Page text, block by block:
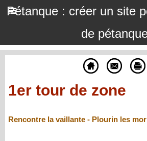
Pétanque : créer un site
de
1er tour de zone
Rencontre la vaillante - Plourin les